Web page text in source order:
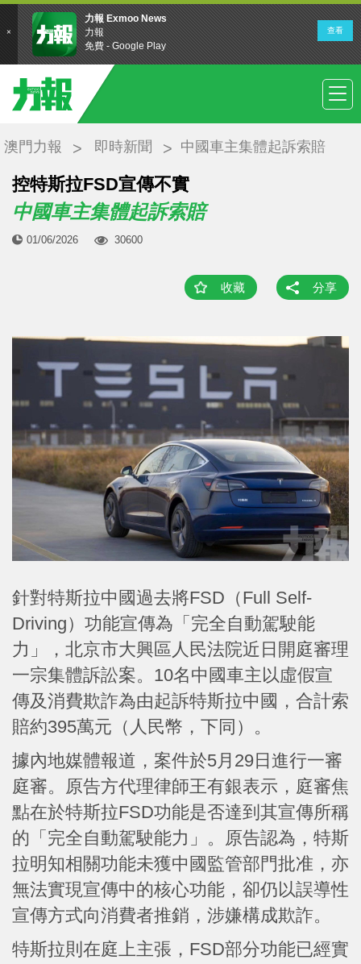
澳門力報 即時新聞 中國車主集體起訴索賠
控特斯拉FSD宣傳不實
中國車主集體起訴索賠
01/06/2026 30600
收藏 分享
針對特斯拉中國過去將FSD（Full Self-
Driving）功能宣傳為「完全自動駕駛能
力」，北京市大興區人民法院近日開庭審理
一宗集體訴訟案。10名中國車主以虛假宣
傳及消費欺詐為由起訴特斯拉中國，合計索
賠約395萬元（人民幣，下同）。
據內地媒體報道，案件於5月29日進行一審
庭審。原告方代理律師王有銀表示，庭審焦
點在於特斯拉FSD功能是否達到其宣傳所稱
的「完全自動駕駛能力」。原告認為，特斯
拉明知相關功能未獲中國監管部門批准，亦
無法實現宣傳中的核心功能，卻仍以誤導性
宣傳方式向消費者推銷，涉嫌構成欺詐。
特斯拉則在庭上主張，FSD部分功能已經實